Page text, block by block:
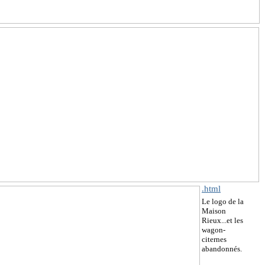
.html
Le logo de la
Maison
Rieux...et les
wagon-
citernes
abandonnés.